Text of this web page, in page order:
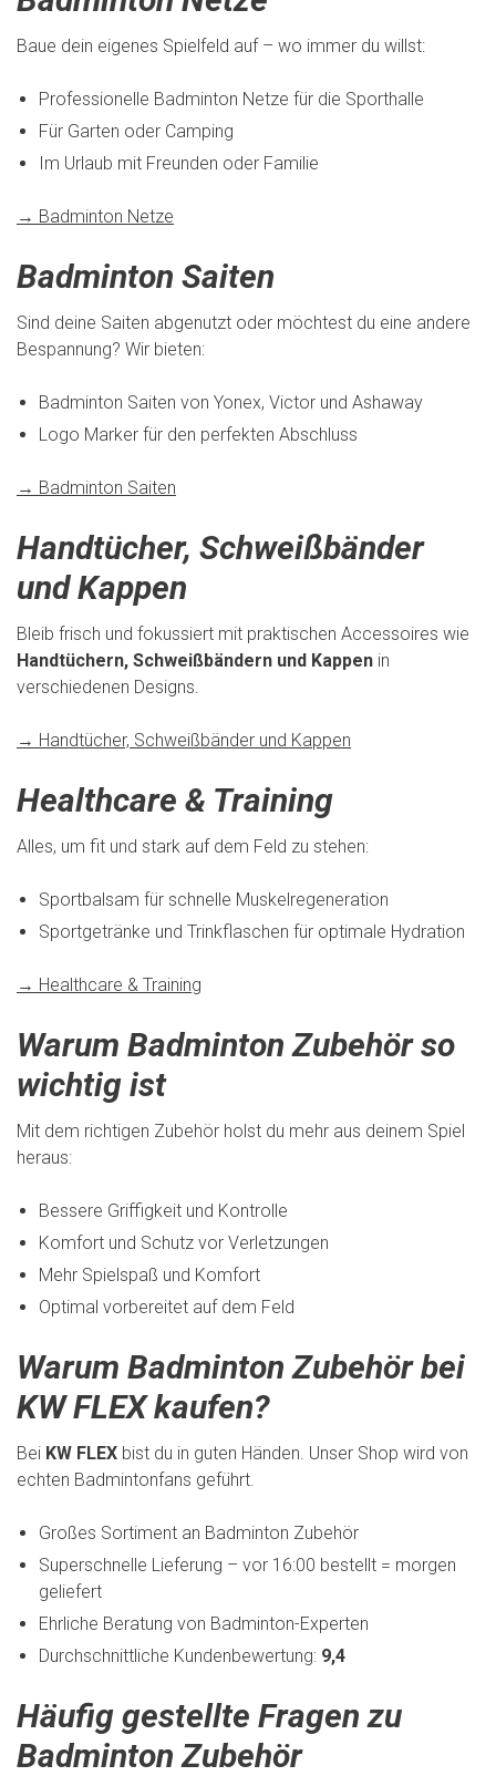
Baue dein eigenes Spielfeld auf – wo immer du willst:
Professionelle Badminton Netze für die Sporthalle
Für Garten oder Camping
Im Urlaub mit Freunden oder Familie
→ Badminton Netze
Badminton Saiten
Sind deine Saiten abgenutzt oder möchtest du eine andere
Bespannung? Wir bieten:
Badminton Saiten von Yonex, Victor und Ashaway
Logo Marker für den perfekten Abschluss
→ Badminton Saiten
Handtücher, Schweißbänder
und Kappen
Bleib frisch und fokussiert mit praktischen Accessoires wie
Handtüchern, Schweißbändern und Kappen in
verschiedenen Designs.
→ Handtücher, Schweißbänder und Kappen
Healthcare & Training
Alles, um fit und stark auf dem Feld zu stehen:
Sportbalsam für schnelle Muskelregeneration
Sportgetränke und Trinkflaschen für optimale Hydration
→ Healthcare & Training
Warum Badminton Zubehör so
wichtig ist
Mit dem richtigen Zubehör holst du mehr aus deinem Spiel
heraus:
Bessere Griffigkeit und Kontrolle
Komfort und Schutz vor Verletzungen
Mehr Spielspaß und Komfort
Optimal vorbereitet auf dem Feld
Warum Badminton Zubehör bei
KW FLEX kaufen?
Bei KW FLEX bist du in guten Händen. Unser Shop wird von
echten Badmintonfans geführt.
Großes Sortiment an Badminton Zubehör
Superschnelle Lieferung – vor 16:00 bestellt = morgen
geliefert
Ehrliche Beratung von Badminton-Experten
Durchschnittliche Kundenbewertung: 9,4
Häufig gestellte Fragen zu
Badminton Zubehör